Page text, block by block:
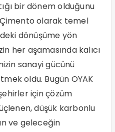
bir dönem olduğunu
Çimento olarak temel
dönüşüme yön
her aşamasında kalıcı
sanayi gücünü
oldu. Bugün OYAK
için çözüm
düşük karbonlu
ve geleceğin